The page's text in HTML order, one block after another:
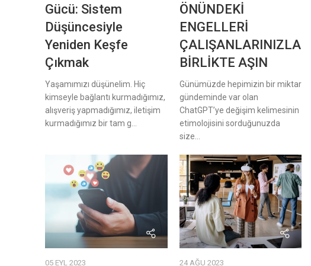
Gücü: Sistem
Düşüncesiyle
Yeniden Keşfe
Çıkmak
Yaşamımızı düşünelim. Hiç
kimseyle bağlantı kurmadığımız,
alışveriş yapmadığımız, iletişim
kurmadığımız bir tam g...
ÖNÜNDEKİ
ENGELLERİ
ÇALIŞANLARINIZLA
BİRLİKTE AŞIN
Günümüzde hepimizin bir miktar
gündeminde var olan
ChatGPT’ye değişim kelimesinin
etimolojisini sorduğunuzda
size...
05 EYL 2023 24 AĞU 2023